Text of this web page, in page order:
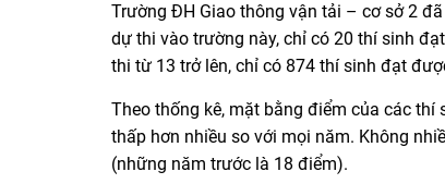
Trường ĐH Giao thông vận tải – cơ sở 2
dự thi vào trường này, chỉ có 20 thí sinh
thi từ 13 trở lên, chỉ có 874 thí sinh đạt
Theo thống kê, mặt bằng điểm của các
thấp hơn nhiều so với mọi năm. Không
(những năm trước là 18 điểm).